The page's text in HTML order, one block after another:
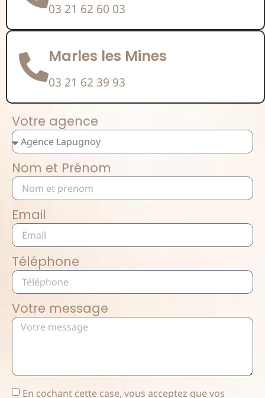
03 21 62 60 03
Marles les Mines
03 21 62 39 93
Votre agence
Nom et Prénom
Email
Téléphone
Votre message
En cochant cette case, vous acceptez que vos